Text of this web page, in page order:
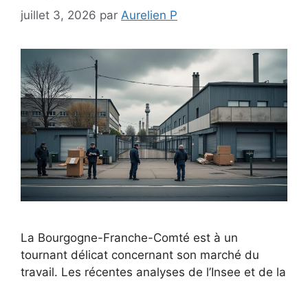
juillet 3, 2026 par Aurelien P
La Bourgogne-Franche-Comté est à un
tournant délicat concernant son marché du
travail. Les récentes analyses de l’Insee et de la